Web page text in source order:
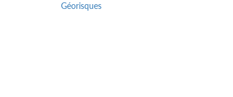
Géorisques